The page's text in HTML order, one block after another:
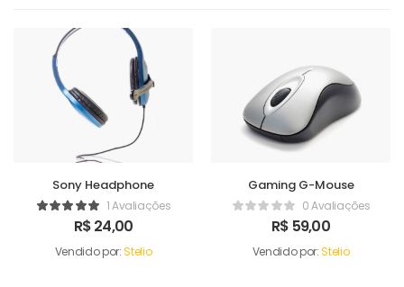
Sony Headphone
1 Avaliações
R$24,00
Vendido por:Stelio
Gaming G-Mouse
0 Avaliações
R$ 59,00
Vendido por:Stelio